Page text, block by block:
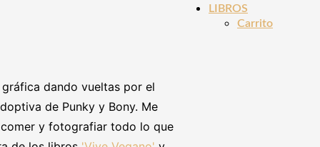
dando vueltas por el
de Punky y Bony. Me
y fotografiar todo lo que
LIBROS
Carrito